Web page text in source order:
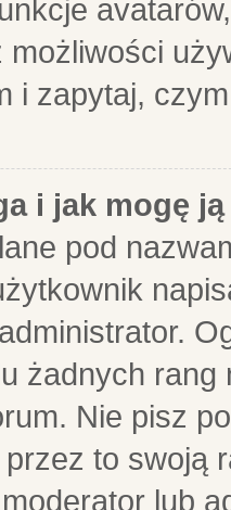
możliwości
i zapytaj,
i jak mogę
pod
żadnych
Nie pisz
to swoją
lub